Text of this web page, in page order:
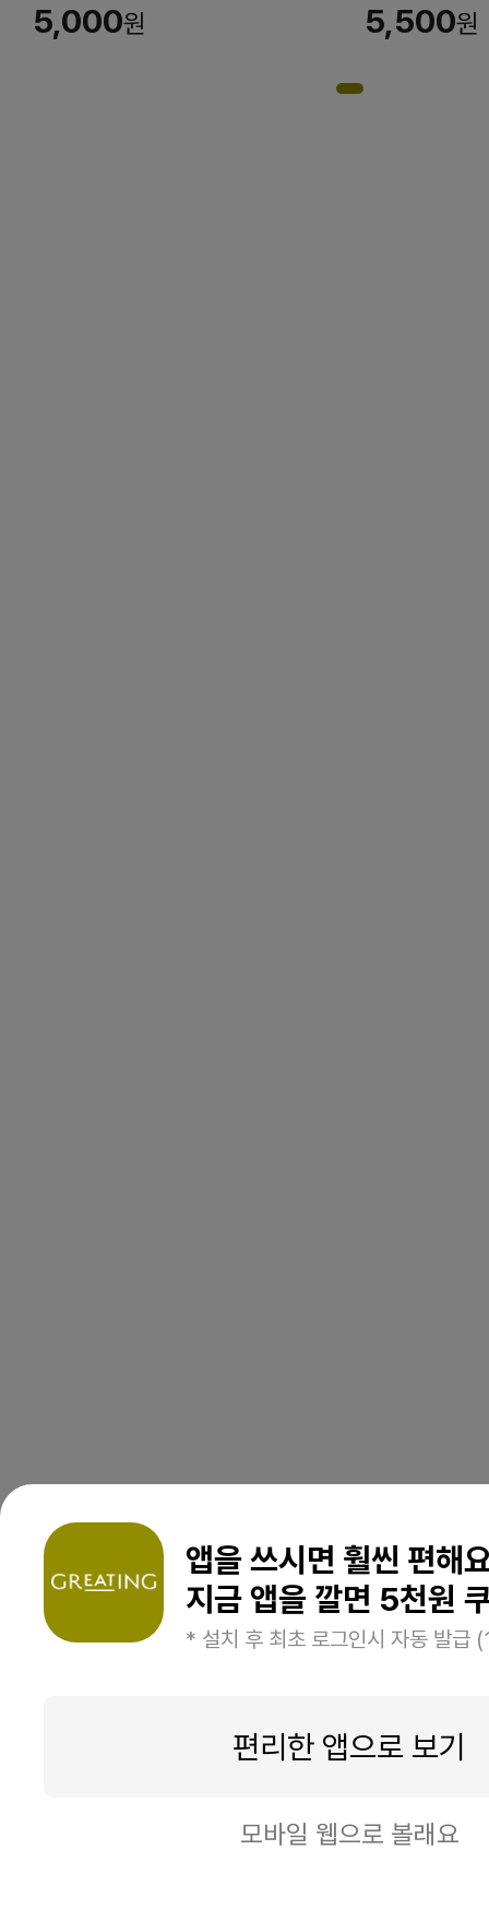
5,000원 5,500원
앱을 쓰시면 훨씬 편해
지금 앱을 깔면 5천원
* 설치 후 최초 로그인시 자동 발급
편리한 앱으로 보기
모바일 웹으로 볼래요